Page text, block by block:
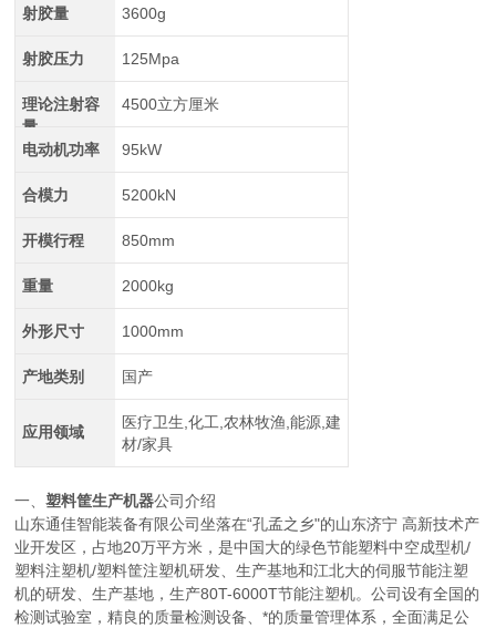
射胶量 3600g
射胶压力 125Mpa
理论注射容
量
4500立方厘米
电动机功率 95kW
合模力 5200kN
开模行程 850mm
重量 2000kg
外形尺寸 1000mm
产地类别 国产
应用领域
医疗卫生,化工,农林牧渔,能源,建
材/家具
一、塑料筐生产机器公司介绍
山东通佳智能装备有限公司坐落在“孔孟之乡"的山东济宁 高新技术产
业开发区，占地20万平方米，是中国大的绿色节能塑料中空成型机/
塑料注塑机/塑料筐注塑机研发、生产基地和江北大的伺服节能注塑
机的研发、生产基地，生产80T-6000T节能注塑机。公司设有全国的
检测试验室，精良的质量检测设备、*的质量管理体系，全面满足公